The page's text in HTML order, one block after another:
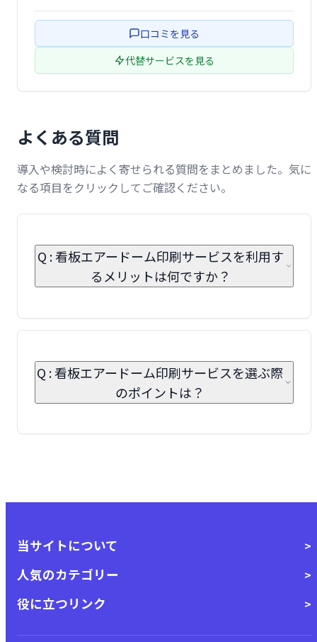
取り揃えています。手軽に導入できるA型看板から、本格
的な展示会用バックパネルまで、ニー …
口コミを見る
代替サービスを見る
よくある質問
導入や検討時によく寄せられる質問をまとめました。気に
なる項目をクリックしてご確認ください。
Q : 看板エアードーム印刷サービスを利用す
るメリットは何ですか？
Q : 看板エアードーム印刷サービスを選ぶ際
のポイントは？
当サイトについて
人気のカテゴリー
役に立つリンク